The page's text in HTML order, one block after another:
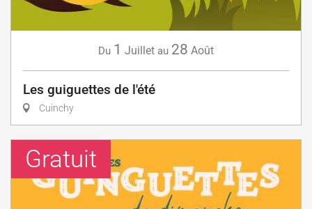
Du 1 Juillet au 28 Août
Les guiguettes de l'été
Cuinchy
Gratuit